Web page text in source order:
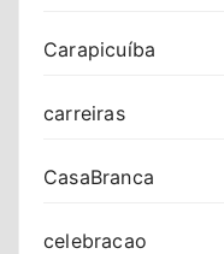
Carapicuíba
carreiras
CasaBranca
celebracao